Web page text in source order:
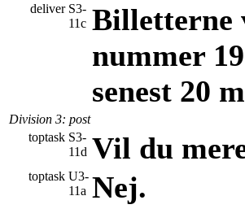
deliver S3-
11c Billetterne
nummer
senest 20
Division 3: post
toptask S3-
11d Vil du
toptask U3-
11a Nej.